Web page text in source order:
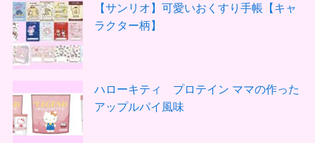
【サンリオ】可愛いおくすり手帳【キャ
ラクター柄】
ハローキティ プロテイン ママの作った
アップルパイ風味